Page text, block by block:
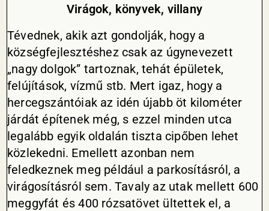
Virágok, könyvek, villany
Tévednek, akik azt gondolják, hogy a
községfejlesztéshez csak az úgynevezett
„nagy dolgok” tartoznak, tehát épületek,
felújítások, vízmű stb. Mert igaz, hogy a
hercegszántóiak az idén újabb öt kilométer
járdát építenek még, s ezzel minden utca
legalább egyik oldalán tiszta cipőben lehet
közlekedni. Emellett azonban nem
feledkeznek meg például a parkosításról, a
virágosításról sem. Tavaly az utak mellett 600
meggyfát és 400 rózsatövet ültettek el, a